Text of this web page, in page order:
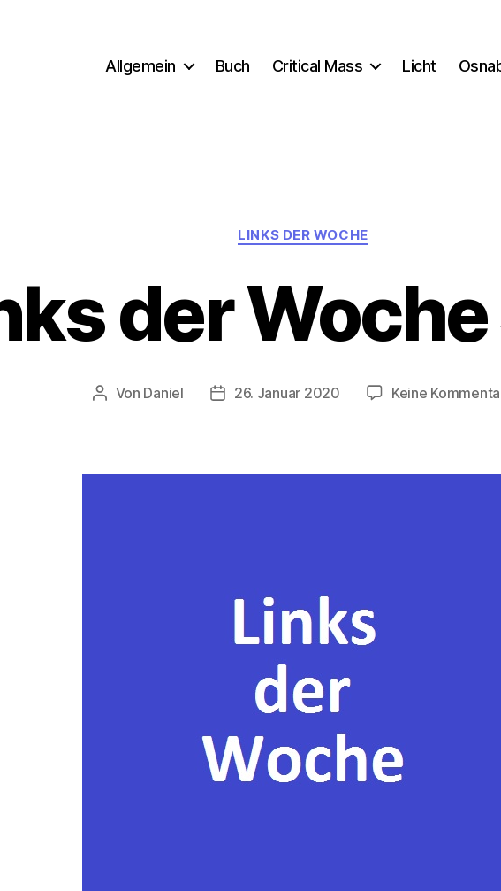
Allgemein Buch Critical Mass Licht
Kategorien
LINKS DER WOCHE
der
Beitragsautor
Von Daniel Beitragsdatum
26. Januar 2020 Keine